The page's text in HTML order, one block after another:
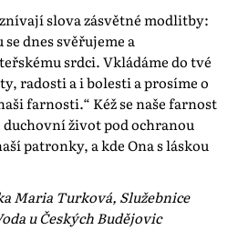
slova zásvětné modlitby:
dnes svěřujeme a
srdci. Vkládáme do tvé
radosti a i bolesti a prosíme o
farnosti.“ Kéž se naše farnost
život pod ochranou
patronky, a kde Ona s láskou
Maria Turková, Služebnice
u Českých Budějovic